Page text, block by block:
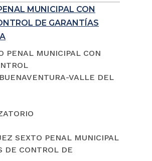
MUNICIPAL CON
DE GARANTÍAS
PENAL MUNICIPAL CON
VALLE DEL
SEXTO PENAL MUNICIPAL
DE CONTROL DE